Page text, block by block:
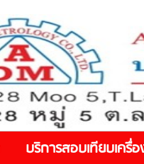
บริการสอบเทียบเครื่